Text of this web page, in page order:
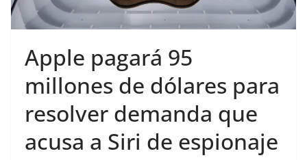
Apple pagará 95
millones de dólares para
resolver demanda que
acusa a Siri de espionaje